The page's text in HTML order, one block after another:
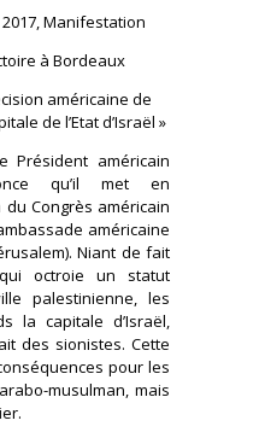
Manifestation
à Bordeaux
américaine de
de l’Etat d’Israël »
Président américain
qu’il met en
Congrès américain
américaine
Niant de fait
octroie un statut
palestinienne, les
la capitale d’Israël,
des sionistes. Cette
pour les
musulman, mais